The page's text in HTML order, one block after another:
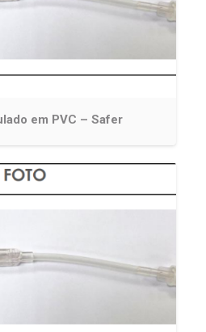
em PVC – Safer